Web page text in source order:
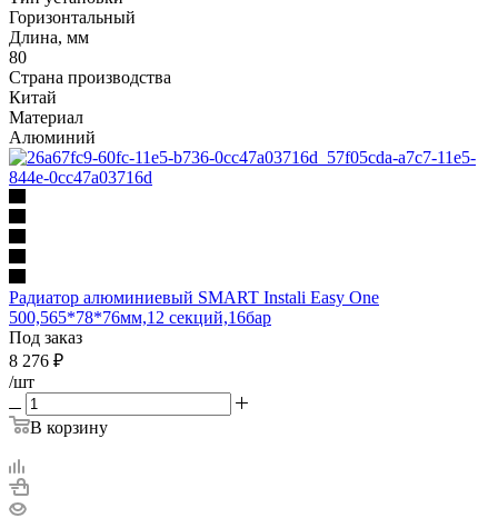
Горизонтальный
Длина, мм
80
Страна производства
Китай
Материал
Алюминий
Радиатор алюминиевый SMART Instali Easy One
500,565*78*76мм,12 секций,16бар
Под заказ
8 276 ₽
/шт
В корзину